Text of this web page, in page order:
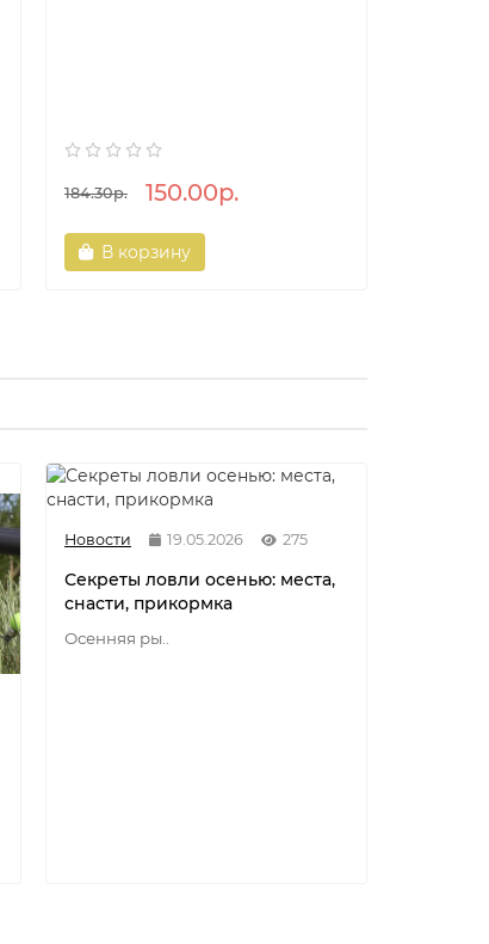
184.30р. 150.00р.
В корзину
Новости 19.05.2026 275
Секреты ловли осенью: места,
снасти, прикормка
Осенняя ры..